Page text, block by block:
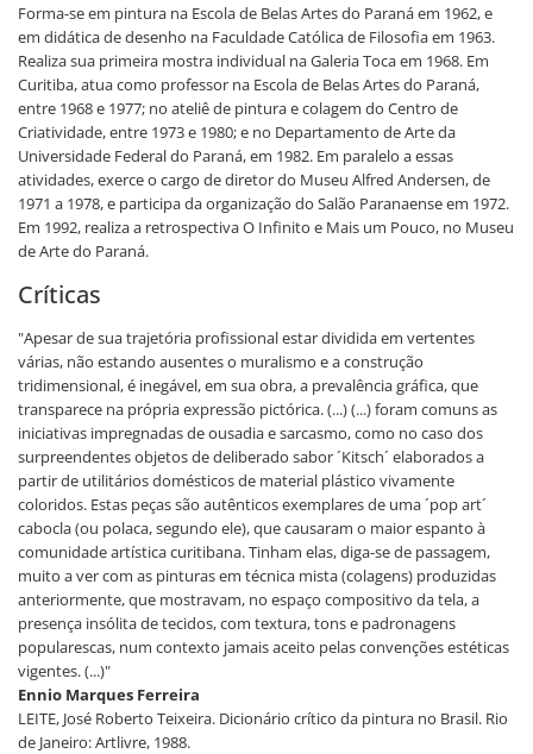
Forma-se em pintura na Escola de Belas Artes do Paraná em 1962, e
em didática de desenho na Faculdade Católica de Filosofia em 1963.
Realiza sua primeira mostra individual na Galeria Toca em 1968. Em
Curitiba, atua como professor na Escola de Belas Artes do Paraná,
entre 1968 e 1977; no ateliê de pintura e colagem do Centro de
Criatividade, entre 1973 e 1980; e no Departamento de Arte da
Universidade Federal do Paraná, em 1982. Em paralelo a essas
atividades, exerce o cargo de diretor do Museu Alfred Andersen, de
1971 a 1978, e participa da organização do Salão Paranaense em 1972.
Em 1992, realiza a retrospectiva O Infinito e Mais um Pouco, no Museu
de Arte do Paraná.
Críticas
"Apesar de sua trajetória profissional estar dividida em vertentes
várias, não estando ausentes o muralismo e a construção
tridimensional, é inegável, em sua obra, a prevalência gráfica, que
transparece na própria expressão pictórica. (...) (...) foram comuns as
iniciativas impregnadas de ousadia e sarcasmo, como no caso dos
surpreendentes objetos de deliberado sabor ´Kitsch´ elaborados a
partir de utilitários domésticos de material plástico vivamente
coloridos. Estas peças são autênticos exemplares de uma ´pop art´
cabocla (ou polaca, segundo ele), que causaram o maior espanto à
comunidade artística curitibana. Tinham elas, diga-se de passagem,
muito a ver com as pinturas em técnica mista (colagens) produzidas
anteriormente, que mostravam, no espaço compositivo da tela, a
presença insólita de tecidos, com textura, tons e padronagens
popularescas, num contexto jamais aceito pelas convenções estéticas
vigentes. (...)"
Ennio Marques Ferreira
LEITE, José Roberto Teixeira. Dicionário crítico da pintura no Brasil. Rio
de Janeiro: Artlivre, 1988.